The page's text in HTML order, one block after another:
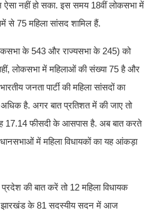
ऐसा नहीं हो सका. इस समय 18वीं लोकसभा में
से 75 महिला सांसद शामिल हैं.
के 543 और राज्यसभा के 245) को
लोकसभा में महिलाओं की संख्या 75 है और
जनता पार्टी की महिला सांसदों का
है. अगर बात प्रतिशत में की जाए तो
17.14 फीसदी के आसपास है. अब बात करते
में महिला विधायकों का यह आंकड़ा
की बात करें तो 12 महिला विधायक
हैं. झारखंड के 81 सदस्यीय सदन में आज